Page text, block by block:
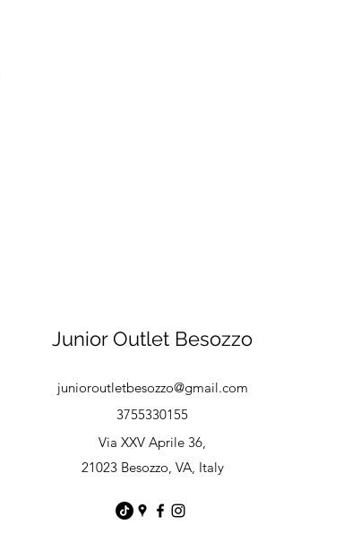
Junior Outlet Besozzo
junioroutletbesozzo@gmail.com
3755330155
Via XXV Aprile 36,
21023 Besozzo, VA, Italy